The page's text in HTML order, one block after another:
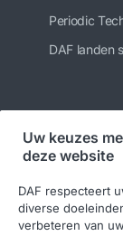
Periodic
DAF landen
Volg ons
Uw keuzes
deze website
DAF respecteert
diverse
verbeteren van